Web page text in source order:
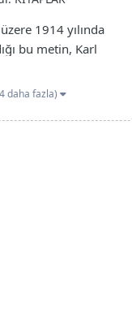
1914 yılında
bu metin, Karl
yoğun ve
Lenin’in
bu parlak özet,
daha fazla)